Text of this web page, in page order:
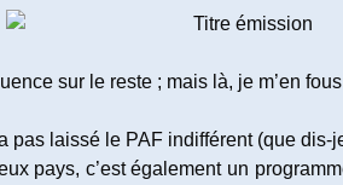
sur le reste ; mais là, je m’en
pas laissé le PAF indifférent (que dis-
pays, c’est également un